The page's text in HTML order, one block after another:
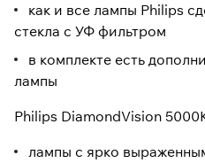
как и все лампы Philips
стекла с УФ фильтром
в комплекте есть
лампы
Philips DiamondVision
лампы с ярко